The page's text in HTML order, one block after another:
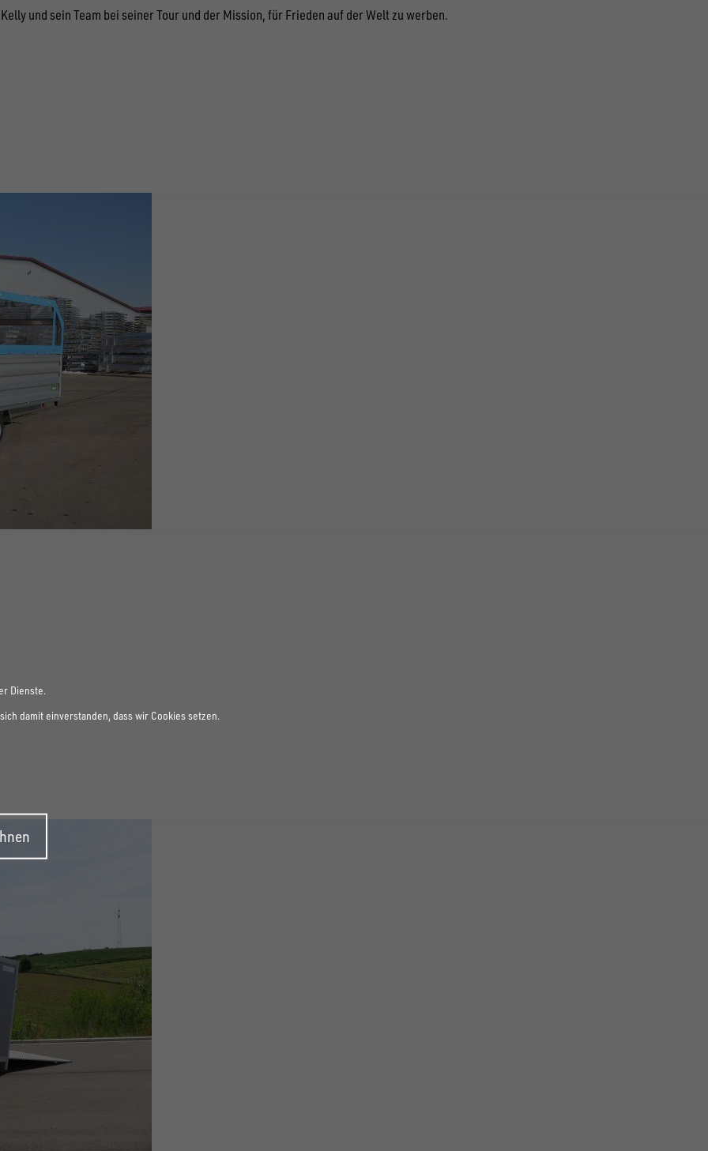
und sein Team bei seiner Tour und der Mission, für Frieden auf der Welt zu werben.
Dienste.
damit einverstanden, dass wir Cookies setzen.